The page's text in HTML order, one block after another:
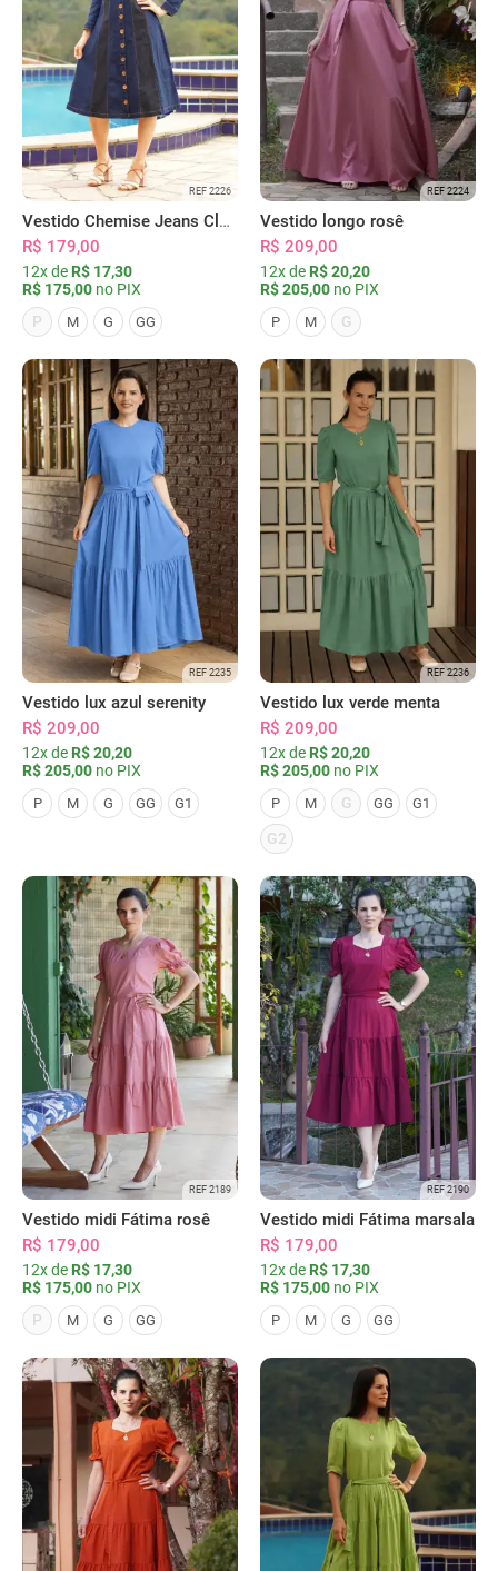
REF 2226
Vestido Chemise Jeans Clássica Serena
R$ 179,00
12x de R$ 17,30
R$ 175,00 no PIX
P
M G GG
REF 2224
Vestido longo rosê
R$ 209,00
12x de R$ 20,20
R$ 205,00 no PIX
P M G
REF 2235
Vestido lux azul serenity
R$ 209,00
12x de R$ 20,20
R$ 205,00 no PIX
P M G GG G1
REF 2236
Vestido lux verde menta
R$ 209,00
12x de R$ 20,20
R$ 205,00 no PIX
P M G GG G1
G2
REF 2189
Vestido midi Fátima rosê
R$ 179,00
12x de R$ 17,30
R$ 175,00 no PIX
P
M G GG
REF 2190
Vestido midi Fátima marsala
R$ 179,00
12x de R$ 17,30
R$ 175,00 no PIX
P M G GG